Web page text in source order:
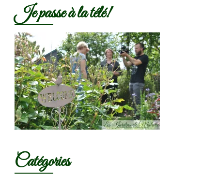
Je passe à la télé!
Catégories